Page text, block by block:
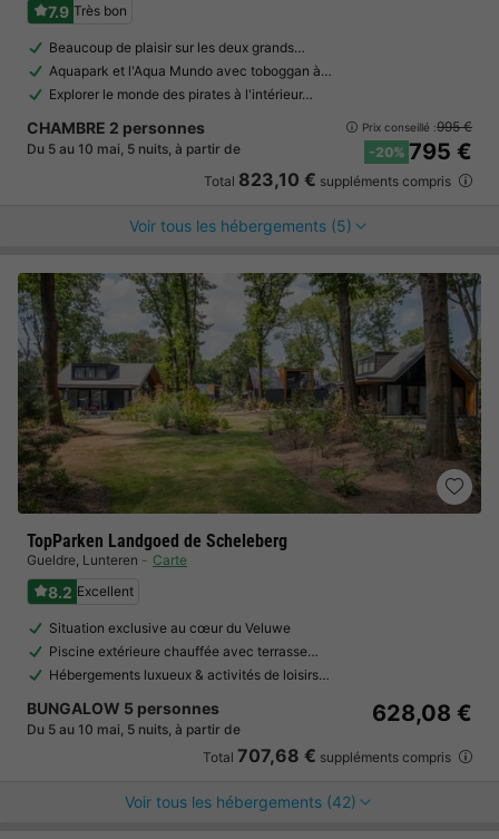
7.9 Très bon
Beaucoup de plaisir sur les deux grands…
Aquapark et l'Aqua Mundo avec toboggan à…
Explorer le monde des pirates à l'intérieur…
CHAMBRE 2 personnes
Du 5 au 10 mai, 5 nuits, à partir de
Prix conseillé :995 €
-20% 795 €
Total 823,10 € suppléments compris
Voir tous les hébergements (5)
TopParken Landgoed de Scheleberg
Gueldre, Lunteren Carte
8.2 Excellent
Situation exclusive au cœur du Veluwe
Piscine extérieure chauffée avec terrasse…
Hébergements luxueux & activités de loisirs…
BUNGALOW 5 personnes
Du 5 au 10 mai, 5 nuits, à partir de
628,08 €
Total 707,68 € suppléments compris
Voir tous les hébergements (42)